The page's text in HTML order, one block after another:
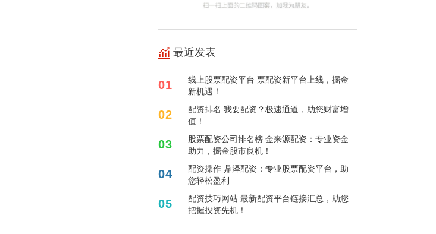
最近发表
01
线上股票配资平台 票配资新平台上线，掘金
新机遇！
02
配资排名 我要配资？极速通道，助您财富增
值！
03
股票配资公司排名榜 金来源配资：专业资金
助力，掘金股市良机！
04
配资操作 鼎泽配资：专业股票配资平台，助
您轻松盈利
05
配资技巧网站 最新配资平台链接汇总，助您
把握投资先机！